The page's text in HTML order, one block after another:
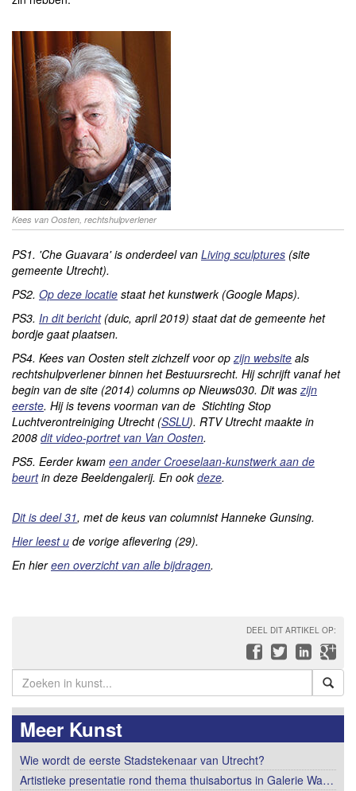
Kees van Oosten, rechtshulpverlener
PS1. 'Che Guavara' is onderdeel van Living sculptures (site
gemeente Utrecht).
PS2. Op deze locatie staat het kunstwerk (Google Maps).
PS3. In dit bericht(duic, april 2019) staat dat de gemeente het
bordje gaat plaatsen.
PS4. Kees van Oosten stelt zichzelf voor opzijn website als
rechtshulpverlener binnen het Bestuursrecht. Hij schrijft vanaf het
begin van de site (2014) columns op Nieuws030. Dit waszijn
eerste. Hij is tevens voorman van de Stichting Stop
Luchtverontreiniging Utrecht (SSLU). RTV Utrecht maakte in
2008 dit video-portret van Van Oosten.
PS5. Eerder kwam een ander Croeselaan-kunstwerk aan de
beurtin deze Beeldengalerij. En ookdeze.
Dit is deel 31, met de keus van columnist Hanneke Gunsing.
Hier leest u de vorige aflevering (29).
En hiereen overzicht van alle bijdragen.
DEEL DIT ARTIKEL OP:
Meer Kunst
Wie wordt de eerste Stadstekenaar van Utrecht?
Artistieke presentatie rond thema thuisabortus in Galerie Wa…